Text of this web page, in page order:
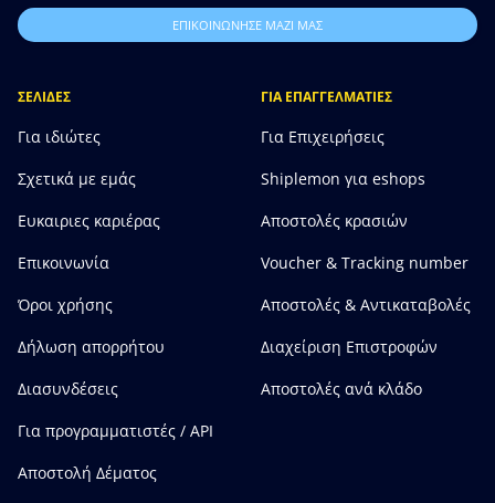
ΕΠΙΚΟΙΝΩΝΗΣΕ ΜΑΖΙ ΜΑΣ
ΣΕΛΙΔΕΣ
Για ιδιώτες
Σχετικά με εμάς
Ευκαιριες καριέρας
Επικοινωνία
Όροι χρήσης
Δήλωση απορρήτου
Διασυνδέσεις
Για προγραμματιστές / API
Αποστολή Δέματος
ΓΙΑ ΕΠΑΓΓΕΛΜΑΤΙΕΣ
Για Επιχειρήσεις
Shiplemon για eshops
Αποστολές κρασιών
Voucher & Tracking number
Αποστολές & Αντικαταβολές
Διαχείριση Επιστροφών
Αποστολές ανά κλάδο